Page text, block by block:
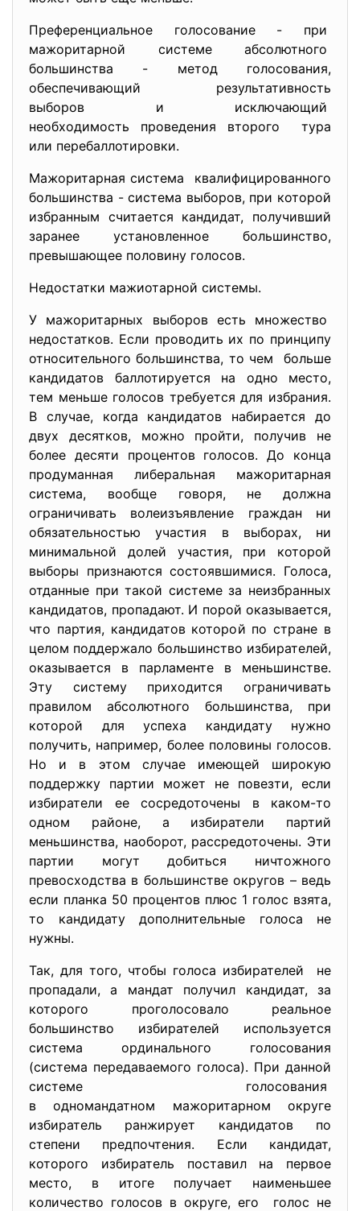
Преференциальное голосование - при
мажоритарной системе абсолютного
большинства - метод голосования,
обеспечивающий результативность
выборов и исключающий
необходимость проведения второго тура
или перебаллотировки.
Мажоритарная система квалифицированного
большинства - система выборов, при которой
избранным считается кандидат, получивший
заранее установленное большинство,
превышающее половину голосов.
Недостатки мажиотарной системы.
У мажоритарных выборов есть множество
недостатков. Если проводить их по принципу
относительного большинства, то чем больше
кандидатов баллотируется на одно место,
тем меньше голосов требуется для избрания.
В случае, когда кандидатов набирается до
двух десятков, можно пройти, получив не
более десяти процентов голосов. До конца
продуманная либеральная мажоритарная
система, вообще говоря, не должна
ограничивать волеизъявление граждан ни
обязательностью участия в выборах, ни
минимальной долей участия, при которой
выборы признаются состоявшимися. Голоса,
отданные при такой системе за неизбранных
кандидатов, пропадают. И порой оказывается,
что партия, кандидатов которой по стране в
целом поддержало большинство избирателей,
оказывается в парламенте в меньшинстве.
Эту систему приходится ограничивать
правилом абсолютного большинства, при
которой для успеха кандидату нужно
получить, например, более половины голосов.
Но и в этом случае имеющей широкую
поддержку партии может не повезти, если
избиратели ее сосредоточены в каком-то
одном районе, а избиратели партий
меньшинства, наоборот, рассредоточены. Эти
партии могут добиться ничтожного
превосходства в большинстве округов – ведь
если планка 50 процентов плюс 1 голос взята,
то кандидату дополнительные голоса не
нужны.
Так, для того, чтобы голоса избирателей не
пропадали, а мандат получил кандидат, за
которого проголосовало реальное
большинство избирателей используется
система ординального голосования
(система передаваемого голоса). При данной
системе голосования
в одномандатном мажоритарном округе
избиратель ранжирует кандидатов по
степени предпочтения. Если кандидат,
которого избиратель поставил на первое
место, в итоге получает наименьшее
количество голосов в округе, его голос не